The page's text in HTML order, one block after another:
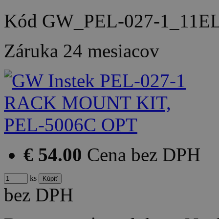
Kód GW_PEL-027-
Záruka 24 mesiacov
€ 54.00 Cena bez DPH
ks
bez DPH